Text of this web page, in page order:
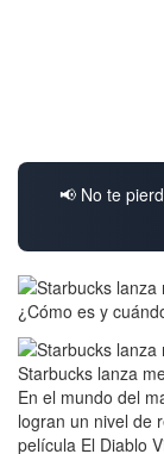
📢 No te
Starbucks lanza
En el mundo del
logran un nivel de
película El Diablo